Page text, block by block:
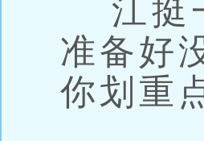
江挺
准备好
你划重